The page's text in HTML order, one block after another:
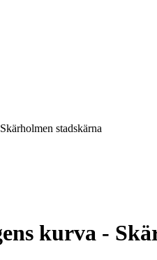
stadskärna
kurva -